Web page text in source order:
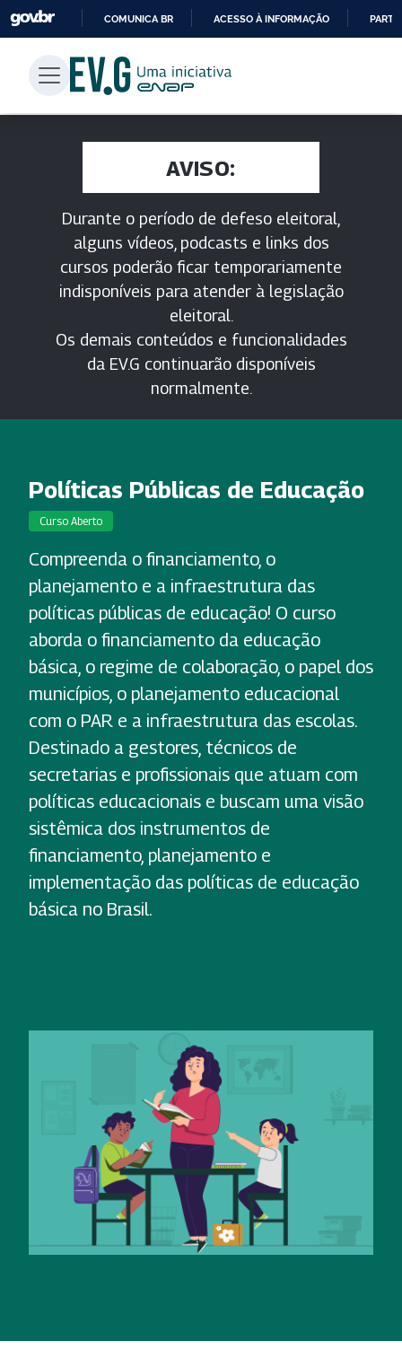
PARA
CONTEÚDO
COMUNICA BR ACESSO À INFORMAÇÃO
AVISO:
Durante o período de defeso eleitoral,
alguns vídeos, podcasts e links dos
cursos poderão ficar temporariamente
indisponíveis para atender à legislação
eleitoral.
Os demais conteúdos e funcionalidades
da EV.G continuarão disponíveis
normalmente.
Políticas Públicas de Educação
Curso Aberto
Compreenda o financiamento, o
planejamento e a infraestrutura das
políticas públicas de educação! O curso
aborda o financiamento da educação
básica, o regime de colaboração, o papel dos
municípios, o planejamento educacional
com o PAR e a infraestrutura das escolas.
Destinado a gestores, técnicos de
secretarias e profissionais que atuam com
políticas educacionais e buscam uma visão
sistêmica dos instrumentos de
financiamento, planejamento e
implementação das políticas de educação
básica no Brasil.